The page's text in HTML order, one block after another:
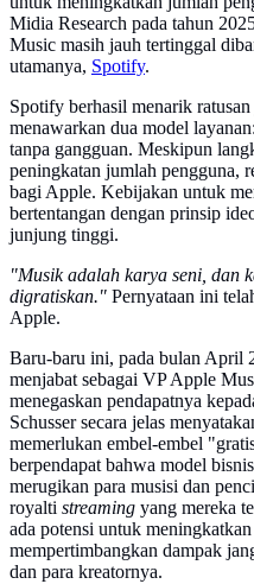
Midia Research pada tahun
Music masih jauh tertinggal
utamanya, Spotify.
Spotify berhasil menarik
menawarkan dua model
tanpa gangguan. Meskipun
peningkatan jumlah pengguna,
bagi Apple. Kebijakan untuk
bertentangan dengan prinsip
junjung tinggi.
"Musik adalah karya seni, dan
digratiskan." Pernyataan ini
Apple.
Baru-baru ini, pada bulan April
menjabat sebagai VP Apple
menegaskan pendapatnya
Schusser secara jelas
memerlukan embel-embel
berpendapat bahwa model
merugikan para musisi dan
royalti streaming yang mereka
ada potensi untuk
mempertimbangkan dampak
dan para kreatornya.